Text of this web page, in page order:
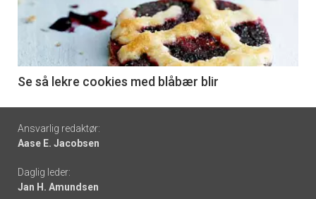
nå
6
Se så lekre cookies med blåbær blir
Footer
-
links
Ansvarlig redaktør:
Aase E. Jacobsen
Daglig leder:
Jan H. Amundsen